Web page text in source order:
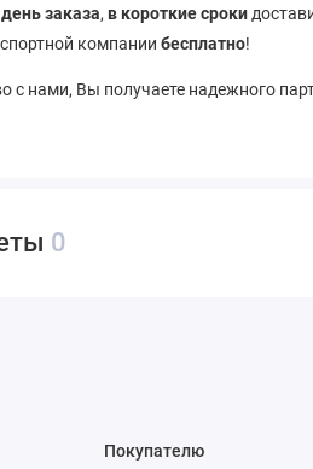
заказа, в короткие сроки
компаниибесплатно!
с нами, Вы получаете надежного
0
Покупателю